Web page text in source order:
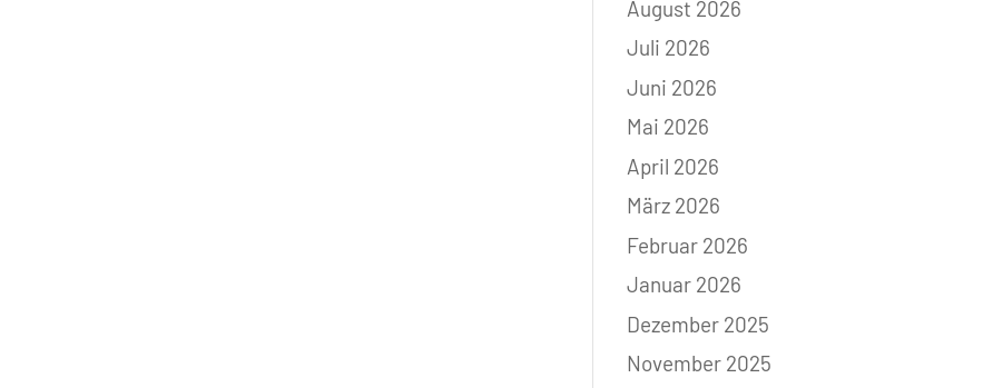
August 2026
Juli 2026
Juni 2026
Mai 2026
April 2026
März 2026
Februar 2026
Januar 2026
Dezember 2025
November 2025